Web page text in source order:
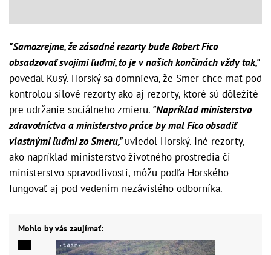
"Samozrejme, že zásadné rezorty bude Robert Fico
obsadzovať svojimi ľuďmi, to je v našich končinách vždy tak,"
povedal Kusý. Horský sa domnieva, že Smer chce mať pod
kontrolou silové rezorty ako aj rezorty, ktoré sú dôležité
pre udržanie sociálneho zmieru. "Napríklad ministerstvo
zdravotníctva a ministerstvo práce by mal Fico obsadiť
vlastnými ľuďmi zo Smeru,"uviedol Horský. Iné rezorty,
ako napríklad ministerstvo životného prostredia či
ministerstvo spravodlivosti, môžu podľa Horského
fungovať aj pod vedením nezávislého odborníka.
Mohlo by vás zaujímať: